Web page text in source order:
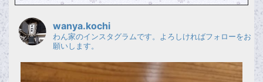
wanya.kochi
わん家のインスタグラムです。よろしければフォローをお
願いします。